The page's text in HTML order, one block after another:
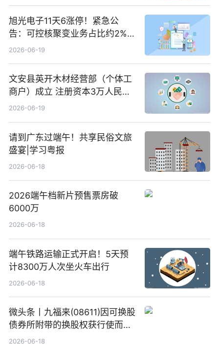
旭光电子11天6涨停！紧急公
告：可控核聚变业务占比约2%！
前沿热点
2026-06-19
文安县英开木材经营部（个体工
商户）成立 注册资本3万人民币
新要闻
2026-06-19
请到广东过端午！共享民俗文旅
盛宴|学习粤报
2026-06-18
2026端午档新片预售票房破
6000万
2026-06-18
端午铁路运输正式开启！5天预
计8300万人次坐火车出行
2026-06-18
微头条丨九福来(08611)因可换股
债券所附带的换股权获行使而发
行5200万股
2026-06-18